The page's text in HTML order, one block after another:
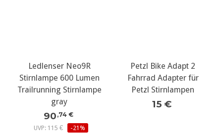
Ledlenser Neo9R
Stirnlampe 600 Lumen
Trailrunning Stirnlampe
gray
90 ,74 €
UVP: 115 €
-21%
Petzl Bike Adapt 2
Fahrrad Adapter für
Petzl Stirnlampen
15 €